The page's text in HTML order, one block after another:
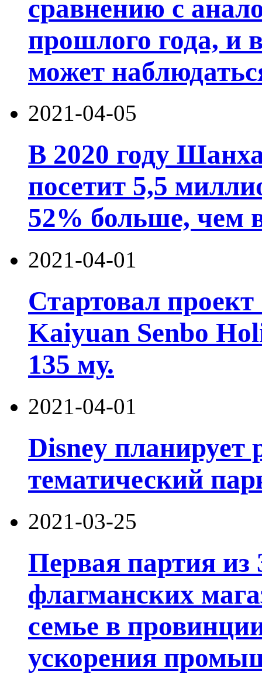
сравнению с
прошлого года, и
может
2021-04-05
В 2020 году
посетит 5,5
52% больше, чем
2021-04-01
Стартовал
Kaiyuan Senbo
135 му.
2021-04-01
Disney планирует
тематический
2021-03-25
Первая партия
флагманских
семье в
ускорения